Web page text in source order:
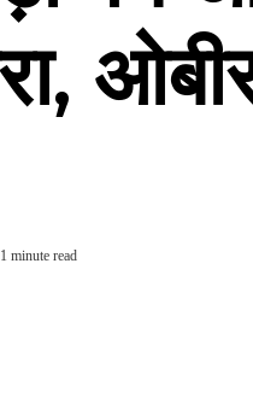
1 minute read